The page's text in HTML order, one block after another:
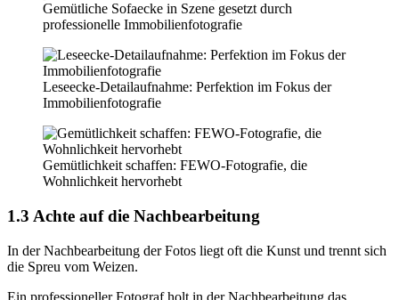
Gemütliche Sofaecke in Szene gesetzt durch
professionelle Immobilienfotografie
Leseecke-Detailaufnahme: Perfektion im Fokus der
Immobilienfotografie
Gemütlichkeit schaffen: FEWO-Fotografie, die
Wohnlichkeit hervorhebt
1.3 Achte auf die Nachbearbeitung
In der Nachbearbeitung der Fotos liegt oft die Kunst und trennt sich
die Spreu vom Weizen.
Ein professioneller Fotograf holt in der Nachbearbeitung das